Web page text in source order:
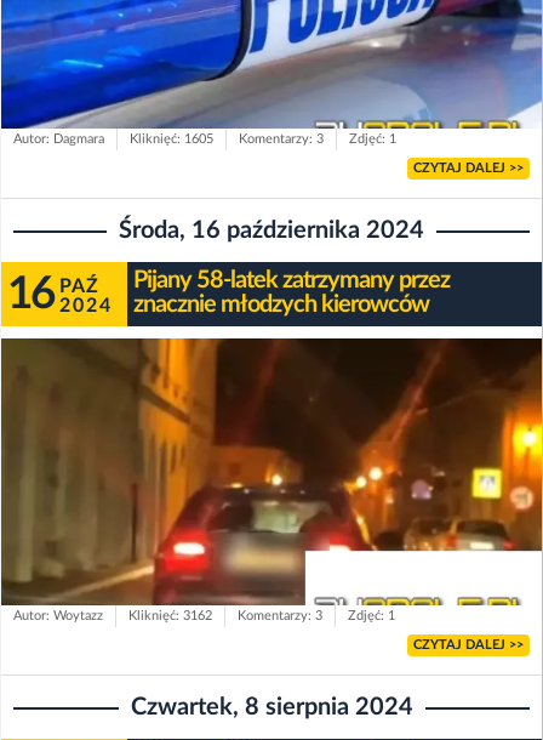
Autor: Dagmara Kliknięć: 1605 Komentarzy: 3 Zdjęć: 1
CZYTAJ DALEJ >>
Środa, 16 października 2024
16 PAŹ
2024
Pijany 58-latek zatrzymany przez
znacznie młodzych kierowców
Autor: Woytazz Kliknięć: 3162 Komentarzy: 3 Zdjęć: 1
CZYTAJ DALEJ >>
Czwartek, 8 sierpnia 2024